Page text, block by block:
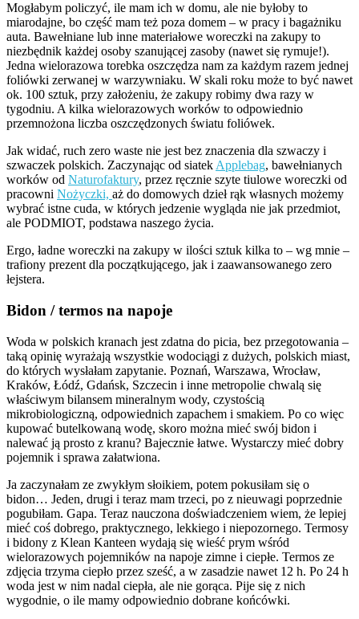
Mogłabym policzyć, ile mam ich w domu, ale nie byłoby to
miarodajne, bo część mam też poza domem – w pracy i bagażniku
auta. Bawełniane lub inne materiałowe woreczki na zakupy to
niezbędnik każdej osoby szanującej zasoby (nawet się rymuje!).
Jedna wielorazowa torebka oszczędza nam za każdym razem jednej
foliówki zerwanej w warzywniaku. W skali roku może to być nawet
ok. 100 sztuk, przy założeniu, że zakupy robimy dwa razy w
tygodniu. A kilka wielorazowych worków to odpowiednio
przemnożona liczba oszczędzonych światu foliówek.
Jak widać, ruch zero waste nie jest bez znaczenia dla szwaczy i
szwaczek polskich. Zaczynając od siatek Applebag, bawełnianych
worków od Naturofaktury, przez ręcznie szyte tiulowe woreczki od
pracowni Nożyczki, aż do domowych dzieł rąk własnych możemy
wybrać istne cuda, w których jedzenie wygląda nie jak przedmiot,
ale PODMIOT, podstawa naszego życia.
Ergo, ładne woreczki na zakupy w ilości sztuk kilka to – wg mnie –
trafiony prezent dla początkującego, jak i zaawansowanego zero
łejstera.
Bidon / termos na napoje
Woda w polskich kranach jest zdatna do picia, bez przegotowania –
taką opinię wyrażają wszystkie wodociągi z dużych, polskich miast,
do których wysłałam zapytanie. Poznań, Warszawa, Wrocław,
Kraków, Łódź, Gdańsk, Szczecin i inne metropolie chwalą się
właściwym bilansem mineralnym wody, czystością
mikrobiologiczną, odpowiednich zapachem i smakiem. Po co więc
kupować butelkowaną wodę, skoro można mieć swój bidon i
nalewać ją prosto z kranu? Bajecznie łatwe. Wystarczy mieć dobry
pojemnik i sprawa załatwiona.
Ja zaczynałam ze zwykłym słoikiem, potem pokusiłam się o
bidon… Jeden, drugi i teraz mam trzeci, po z nieuwagi poprzednie
pogubiłam. Gapa. Teraz nauczona doświadczeniem wiem, że lepiej
mieć coś dobrego, praktycznego, lekkiego i niepozornego. Termosy
i bidony z Klean Kanteen wydają się wieść prym wśród
wielorazowych pojemników na napoje zimne i ciepłe. Termos ze
zdjęcia trzyma ciepło przez sześć, a w zasadzie nawet 12 h. Po 24 h
woda jest w nim nadal ciepła, ale nie gorąca. Pije się z nich
wygodnie, o ile mamy odpowiednio dobrane końcówki.